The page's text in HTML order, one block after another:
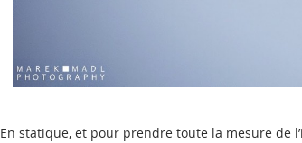
En statique, et pour prendre toute la mesure de